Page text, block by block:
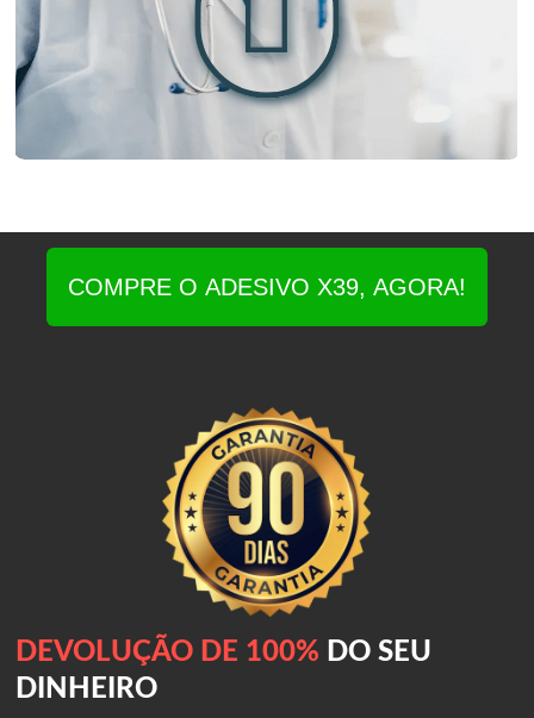
COMPRE O ADESIVO X39, AGORA!
DEVOLUÇÃO DE 100% DO SEU
DINHEIRO